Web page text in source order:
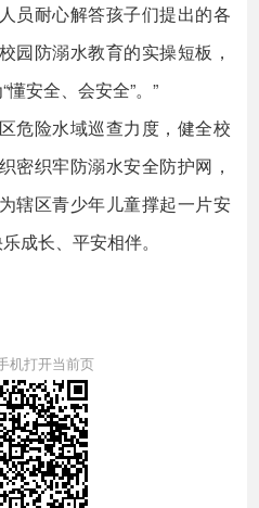
耐心解答孩子们提出的各
园防溺水教育的实操短板，
懂安全、会安全”。”
险水域巡查力度，健全校
密织牢防溺水安全防护网，
辖区青少年儿童撑起一片安
成长、平安相伴。
机打开当前页